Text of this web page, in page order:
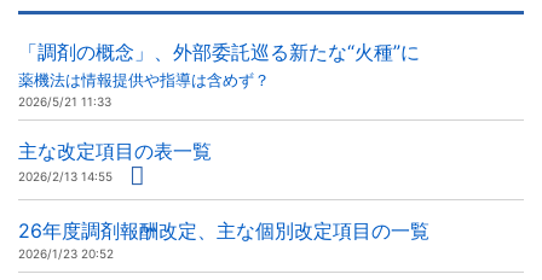
「調剤の概念」、外部委託巡る新たな“火種”に
薬機法は情報提供や指導は含めず？
2026/5/21 11:33
主な改定項目の表一覧
2026/2/13 14:55
26年度調剤報酬改定、主な個別改定項目の一覧
2026/1/23 20:52